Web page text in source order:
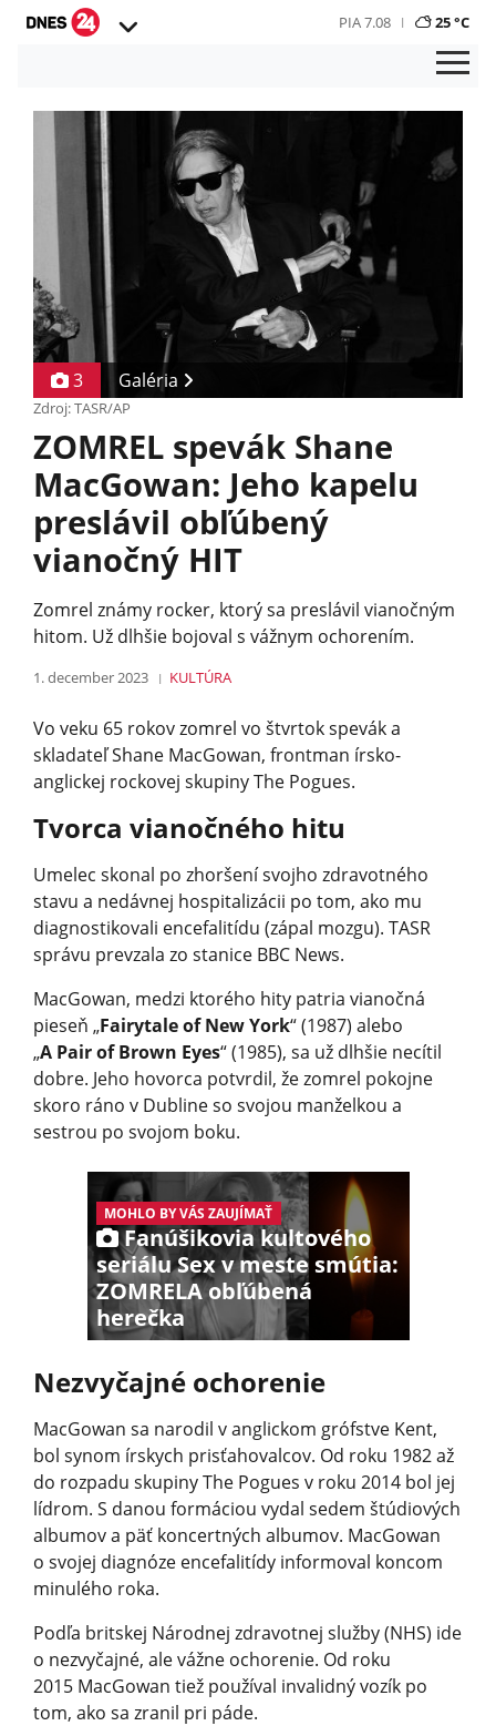
PIA 7.08 25 °C
3 Galéria
Zdroj: TASR/AP
ZOMREL spevák Shane
MacGowan: Jeho kapelu
preslávil obľúbený
vianočný HIT
Zomrel známy rocker, ktorý sa preslávil vianočným
hitom. Už dlhšie bojoval s vážnym ochorením.
1. december 2023 KULTÚRA
Vo veku 65 rokov zomrel vo štvrtok spevák a
skladateľ Shane MacGowan, frontman írsko-
anglickej rockovej skupiny The Pogues.
Tvorca vianočného hitu
Umelec skonal po zhoršení svojho zdravotného
stavu a nedávnej hospitalizácii po tom, ako mu
diagnostikovali encefalitídu (zápal mozgu). TASR
správu prevzala zo stanice BBC News.
MacGowan, medzi ktorého hity patria vianočná
pieseň „Fairytale of New York“ (1987) alebo
„A Pair of Brown Eyes“ (1985), sa už dlhšie necítil
dobre. Jeho hovorca potvrdil, že zomrel pokojne
skoro ráno v Dubline so svojou manželkou a
sestrou po svojom boku.
MOHLO BY VÁS ZAUJÍMAŤ
Fanúšikovia kultového
seriálu Sex v meste smútia:
ZOMRELA obľúbená
herečka
Nezvyčajné ochorenie
MacGowan sa narodil v anglickom grófstve Kent,
bol synom írskych prisťahovalcov. Od roku 1982 až
do rozpadu skupiny The Pogues v roku 2014 bol jej
lídrom. S danou formáciou vydal sedem štúdiových
albumov a päť koncertných albumov. MacGowan
o svojej diagnóze encefalitídy informoval koncom
minulého roka.
Podľa britskej Národnej zdravotnej služby (NHS) ide
o nezvyčajné, ale vážne ochorenie. Od roku
2015 MacGowan tiež používal invalidný vozík po
tom, ako sa zranil pri páde.